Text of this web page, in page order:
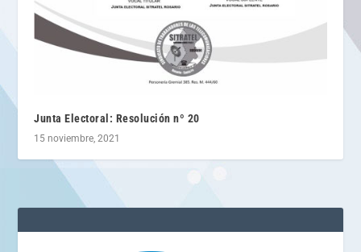
Junta Electoral: Resolución nº 20
15 noviembre, 2021